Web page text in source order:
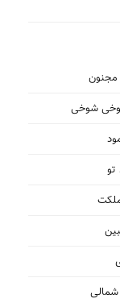
مجنون
شوخی
تو
شمالی